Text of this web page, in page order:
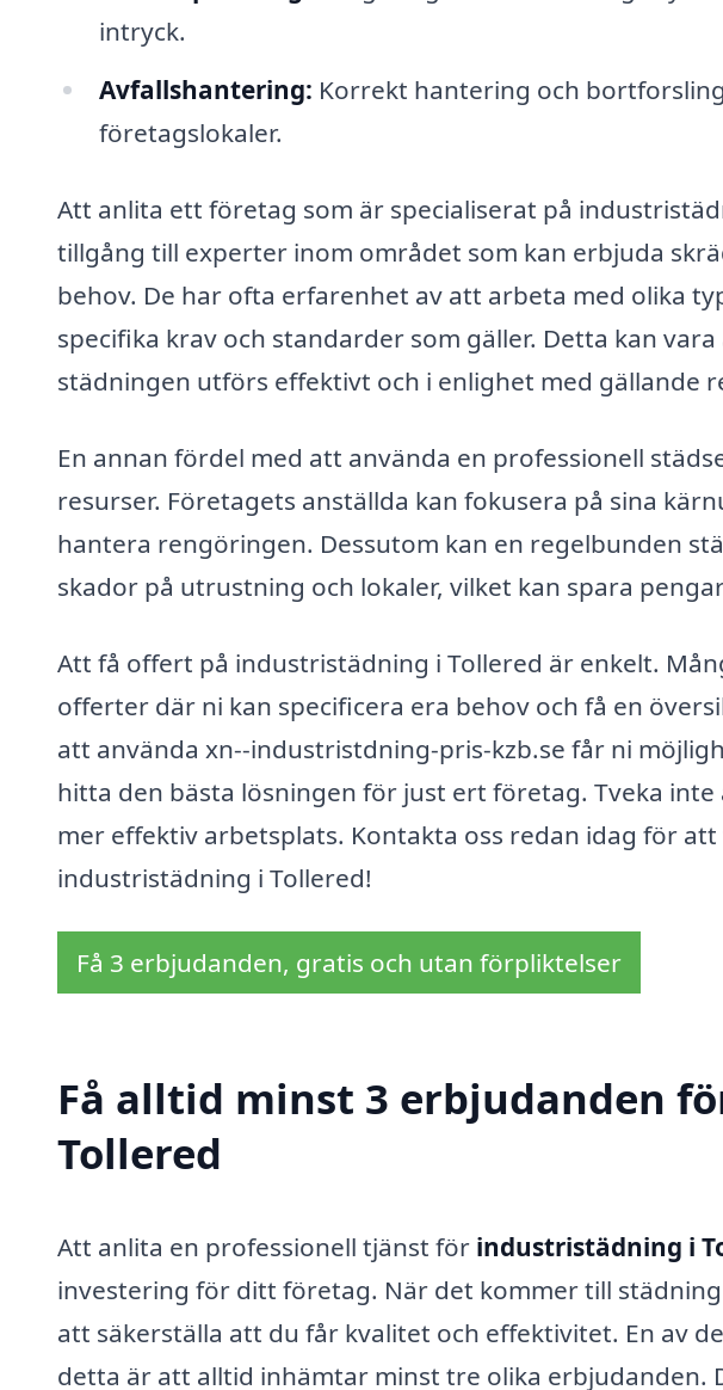
intryck.
Avfallshantering: Korrekt hantering och
företagslokaler.
Att anlita ett företag som är specialiserat på
tillgång till experter inom området som kan erbjuda
behov. De har ofta erfarenhet av att arbeta med olika
specifika krav och standarder som gäller. Detta kan
städningen utförs effektivt och i enlighet med gällande
En annan fördel med att använda en professionell
resurser. Företagets anställda kan fokusera på sina
hantera rengöringen. Dessutom kan en regelbunden
skador på utrustning och lokaler, vilket kan spara
Att få offert på industristädning i Tollered är enkelt.
offerter där ni kan specificera era behov och få en
att använda xn--industristdning-pris-kzb.se får ni
hitta den bästa lösningen för just ert företag. Tveka
mer effektiv arbetsplats. Kontakta oss redan idag för
industristädning i Tollered!
Få 3 erbjudanden, gratis och utan förpliktelser
Få alltid minst 3 erbjudanden
Tollered
Att anlita en professionell tjänst för industristädning i
investering för ditt företag. När det kommer till
att säkerställa att du får kvalitet och effektivitet. En av
detta är att alltid inhämtar minst tre olika erbjudanden.